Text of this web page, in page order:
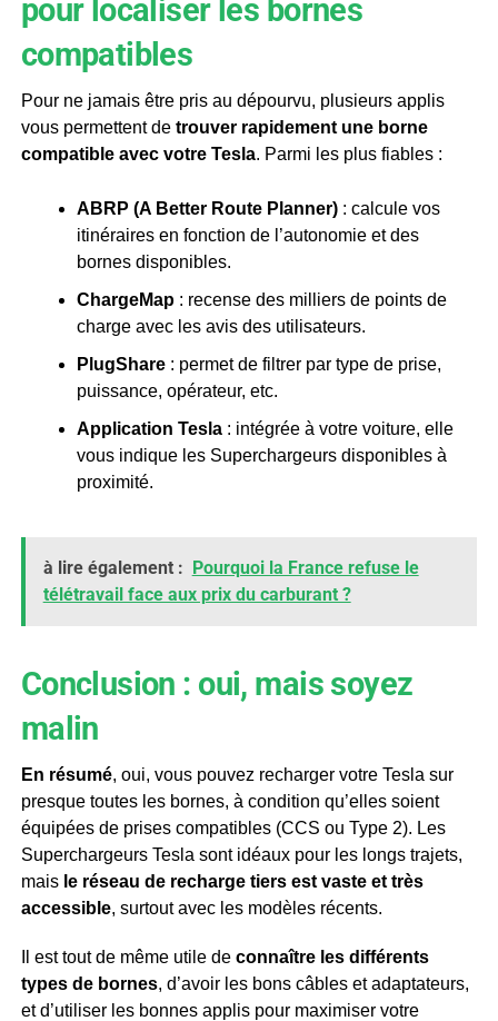
pour localiser les bornes
compatibles
Pour ne jamais être pris au dépourvu, plusieurs applis
vous permettent de trouver rapidement une borne
compatible avec votre Tesla. Parmi les plus fiables :
ABRP (A Better Route Planner): calcule vos
itinéraires en fonction de l’autonomie et des
bornes disponibles.
ChargeMap: recense des milliers de points de
charge avec les avis des utilisateurs.
PlugShare: permet de filtrer par type de prise,
puissance, opérateur, etc.
Application Tesla: intégrée à votre voiture, elle
vous indique les Superchargeurs disponibles à
proximité.
à lire également :
Pourquoi la France refuse le
télétravail face aux prix du carburant ?
Conclusion : oui, mais soyez
malin
En résumé, oui, vous pouvez recharger votre Tesla sur
presque toutes les bornes, à condition qu’elles soient
équipées de prises compatibles (CCS ou Type 2). Les
Superchargeurs Tesla sont idéaux pour les longs trajets,
mais le réseau de recharge tiers est vaste et très
accessible, surtout avec les modèles récents.
Il est tout de même utile de connaître les différents
types de bornes, d’avoir les bons câbles et adaptateurs,
et d’utiliser les bonnes applis pour maximiser votre